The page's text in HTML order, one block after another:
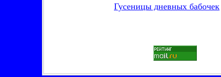
Гусеницы дневных бабочек